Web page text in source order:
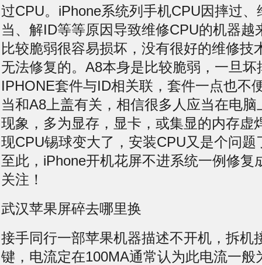
过CPU。iPhone系统列手机CPU因摔过
当、解ID等等原因导致维修CPU的机器越
比较脆弱很容易损坏，没有很好的维修技
无法修复的。A8本身是比较脆弱，一旦
IPHONE套件与ID相关联，套件一点也不
当和A8上盖有关，相信很多人应当在电
现象，多为显存，显卡，或集显的内存虚
现CPU锡球变大了，安装CPU又是个问题
至此，iPhone开机花屏不进系统一例修复
关注！
武汉苹果屏碎去哪里换
接手同行一部苹果机器描述不开机，拆机
键，电流定在100MA通常认为此电流一般